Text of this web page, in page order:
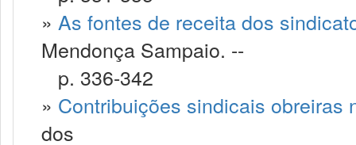
» As fontes de receita dos
Mendonça Sampaio. --
p. 336-342
» Contribuições sindicais obreiras
dos